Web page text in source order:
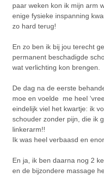
paar weken kon ik mijn arm
enige fysieke inspanning
zo hard terug!
En zo ben ik bij jou terecht
permanent beschadigde
wat verlichting kon brengen.
De dag na de eerste
moe en voelde me heel
eindelijk viel het kwartje: ik
schouder zonder pijn, die ik
linkerarm!!
Ik was heel verbaasd en
En ja, ik ben daarna nog 2
en de bijzondere massage